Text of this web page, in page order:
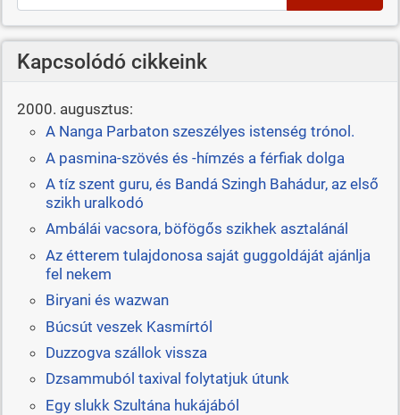
Kapcsolódó cikkeink
2000. augusztus:
A Nanga Parbaton szeszélyes istenség trónol.
A pasmina-szövés és -hímzés a férfiak dolga
A tíz szent guru, és Bandá Szingh Bahádur, az első
szikh uralkodó
Ambálái vacsora, böfögős szikhek asztalánál
Az étterem tulajdonosa saját guggoldáját ajánlja
fel nekem
Biryani és wazwan
Búcsút veszek Kasmírtól
Duzzogva szállok vissza
Dzsammuból taxival folytatjuk útunk
Egy slukk Szultána hukájából